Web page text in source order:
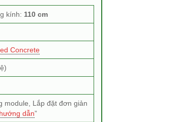
kính: 110 cm
Concrete
module, Lắp đặt đơn giản
dẫn”